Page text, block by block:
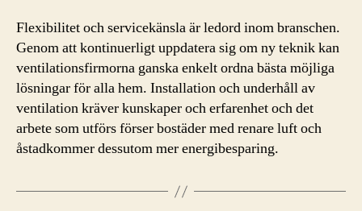
Flexibilitet och servicekänsla är ledord inom branschen.
Genom att kontinuerligt uppdatera sig om ny teknik kan
ventilationsfirmorna ganska enkelt ordna bästa möjliga
lösningar för alla hem. Installation och underhåll av
ventilation kräver kunskaper och erfarenhet och det
arbete som utförs förser bostäder med renare luft och
åstadkommer dessutom mer energibesparing.